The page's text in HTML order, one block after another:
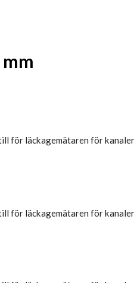
för läckagemätaren för
för läckagemätaren för